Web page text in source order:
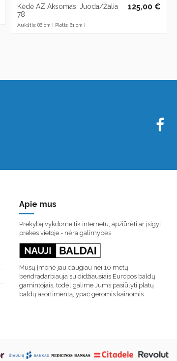
Kėdė AZ Aksomas, Juoda/Žalia
78
Aukštis: 86 cm | Plotis: 61 cm |
125,00 €
Apie mus
Prekybą vykdome tik internetu, apžiūrėti ar įsigyti
prekes vietoje - nėra galimybės.
Mūsų įmonė jau daugiau nei 10 metų
bendradarbiauja su didžiausiais Europos baldų
gamintojais, todėl galime Jums pasiūlyti platų
baldų asortimentą, ypač geromis kainomis.